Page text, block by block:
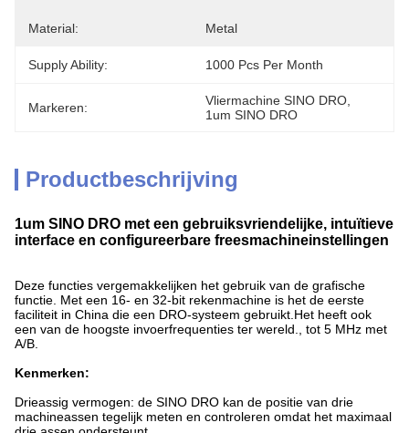
Material: Metal
Supply Ability: 1000 Pcs Per Month
Markeren: Vliermachine SINO DRO
1um SINO DRO
Productbeschrijving
1um SINO DRO met een gebruiksvriendelijke, intuïtieve
interface en configureerbare freesmachineinstellingen
Deze functies vergemakkelijken het gebruik van de grafische
functie. Met een 16- en 32-bit rekenmachine is het de eerste
faciliteit in China die een DRO-systeem gebruikt.Het heeft ook
een van de hoogste invoerfrequenties ter wereld., tot 5 MHz met
A/B.
Kenmerken:
Drieassig vermogen: de SINO DRO kan de positie van drie
machineassen tegelijk meten en controleren omdat het maximaal